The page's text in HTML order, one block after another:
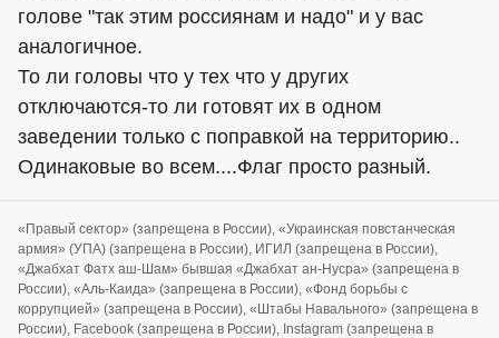
голове "так этим россиянам и надо" и у вас
аналогичное.
То ли головы что у тех что у других
отключаются-то ли готовят их в одном
заведении только с поправкой на территорию..
Одинаковые во всем....Флаг просто разный.
«Правый сектор» (запрещена в России), «Украинская повстанческая
армия» (УПА) (запрещена в России), ИГИЛ (запрещена в России),
«Джабхат Фатх аш-Шам» бывшая «Джабхат ан-Нусра» (запрещена в
России), «Аль-Каида» (запрещена в России), «Фонд борьбы с
коррупцией» (запрещена в России), «Штабы Навального» (запрещена в
России), Facebook (запрещена в России), Instagram (запрещена в